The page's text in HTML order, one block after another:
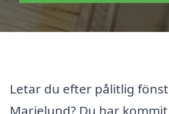
Letar du efter pålitlig
Marielund? Du har